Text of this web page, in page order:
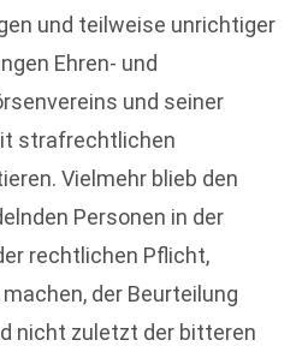
und teilweise unrichtiger
Ehren- und
und seiner
strafrechtlichen
Vielmehr blieb den
Personen in der
rechtlichen Pflicht,
der Beurteilung
nicht zuletzt der bitteren